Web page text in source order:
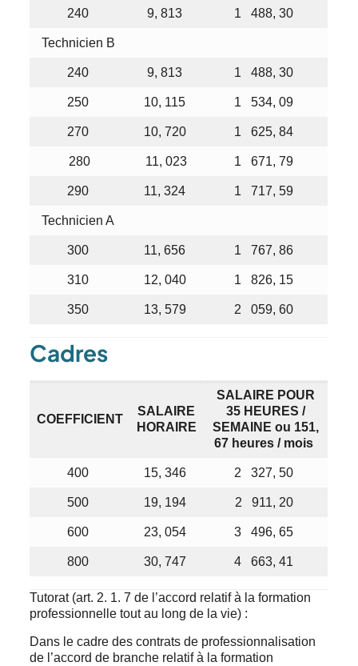
240 9, 813 1 488, 30
Technicien B
240 9, 813 1 488, 30
250 10, 115 1 534, 09
270 10, 720 1 625, 84
280 11, 023 1 671, 79
290 11, 324 1 717, 59
Technicien A
300 11, 656 1 767, 86
310 12, 040 1 826, 15
350 13, 579 2 059, 60
Cadres
COEFFICIENT
SALAIRE
HORAIRE
SALAIRE POUR
35 HEURES /
SEMAINE ou 151,
67 heures / mois
400 15, 346 2 327, 50
500 19, 194 2 911, 20
600 23, 054 3 496, 65
800 30, 747 4 663, 41
Tutorat (art. 2. 1. 7 de l’accord relatif à la formation
professionnelle tout au long de la vie) :
Dans le cadre des contrats de professionnalisation
de l’accord de branche relatif à la formation